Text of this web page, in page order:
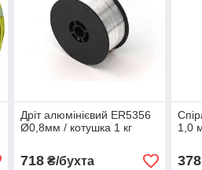
Дріт алюмінієвий ER5356
Ø0,8мм / котушка 1 кг
718₴/бухта
1,0
378